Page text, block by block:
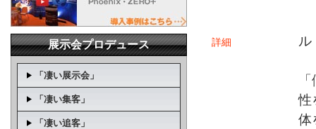
展示会プロデュース
「凄い展示会」
「凄い集客」
「凄い追客」
詳細
性
体